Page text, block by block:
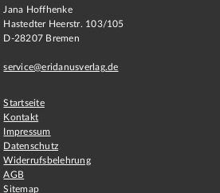
Jana Hoffhenke
Hastedter Heerstr. 103/105
D-28207 Bremen
service@eridanusverlag.de
Startseite
Kontakt
Impressum
Datenschutz
Widerrufsbelehrung
AGB
Sitemap